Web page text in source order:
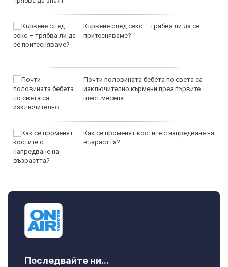
Кървене след секс – трябва ли да се
притесняваме?
Почти половината бебета по света са
изключително кърмени през първите
шест месеца
Как се променят костите с напредване на
възрастта?
Последвайте ни...